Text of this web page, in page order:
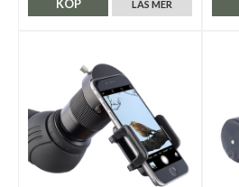
LÄS MER
KÖP